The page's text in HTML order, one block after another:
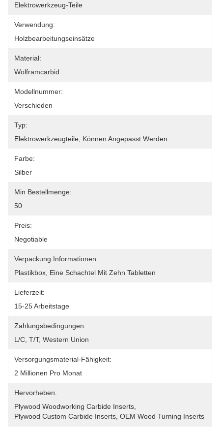
Elektrowerkzeug-Teile
Verwendung:
Holzbearbeitungseinsätze
Material:
Wolframcarbid
Modellnummer:
Verschieden
Typ:
Elektrowerkzeugteile, Können Angepasst Werden
Farbe:
Silber
Min Bestellmenge:
50
Preis:
Negotiable
Verpackung Informationen:
Plastikbox, Eine Schachtel Mit Zehn Tabletten
Lieferzeit:
15-25 Arbeitstage
Zahlungsbedingungen:
L/C, T/T, Western Union
Versorgungsmaterial-Fähigkeit:
2 Millionen Pro Monat
Hervorheben:
Plywood Woodworking Carbide Inserts
Plywood Custom Carbide Inserts OEM Wood Turning Inserts